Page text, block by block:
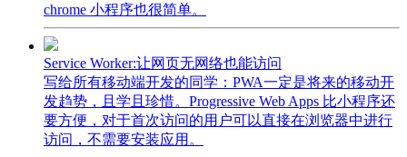
chrome 小程序也很简单。
Service Worker:让网页无网络也能访问
写给所有移动端开发的同学：PWA一定是将来的移动开
发趋势，且学且珍惜。Progressive Web Apps 比小程序还
要方便，对于首次访问的用户可以直接在浏览器中进行
访问，不需要安装应用。